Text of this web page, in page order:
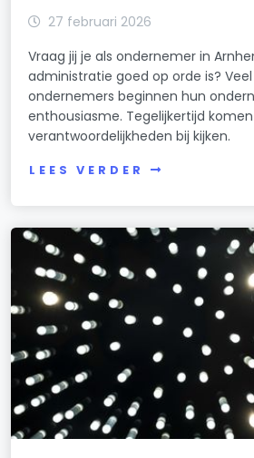
27 februari 2026
Vraag jij je als ondernemer in
administratie goed op orde is? Veel
ondernemers beginnen hun
enthousiasme. Tegelijkertijd
verantwoordelijkheden bij kijken.
LEES VERDER